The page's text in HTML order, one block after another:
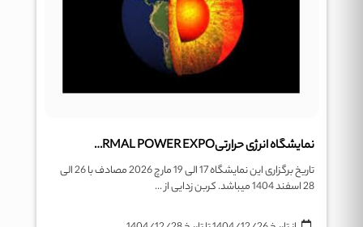
نمایشگاه انرژی حرارتیTHERMAL POWER EXPO
تاریخ برگزاری این نمایشگاه 17 الی 19 مارچ 2026 مصادف با 26 الی
28 اسفند 1404 میباشد. کربن زدایی از ...